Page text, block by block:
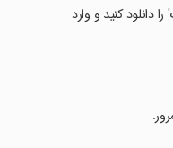
کنید و وارد